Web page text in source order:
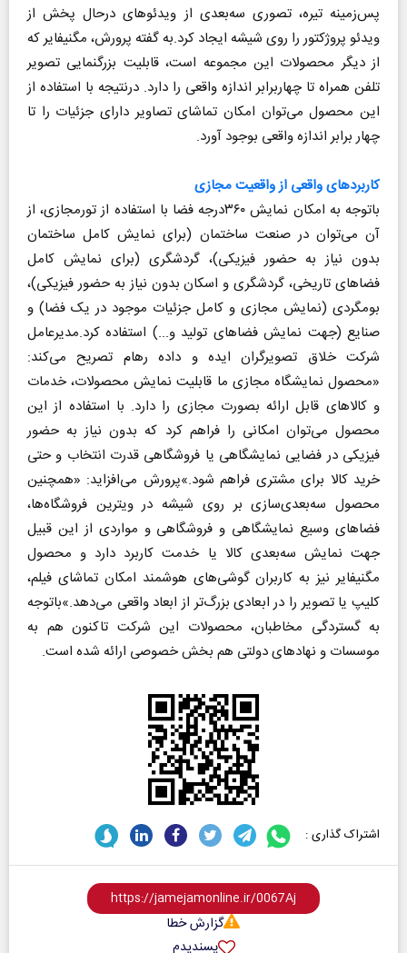
پس‌زمینه تیره، تصوری سه‌بعدی از ویدئوهای درحال پخش از
ویدئو پروژکتور را روی شیشه ایجاد کرد.به گفته پرورش، مگنیفایر که
از دیگر محصولات این مجموعه است، قابلیت بزرگنمایی تصویر
تلفن همراه تا چهاربرابر اندازه واقعی را دارد. درنتیجه با استفاده از
این محصول می‌توان امکان تماشای تصاویر دارای جزئیات را تا
چهار برابر اندازه واقعی بوجود آورد.
کاربردهای واقعی از واقعیت مجازی
باتوجه به امکان نمایش ۳۶۰درجه فضا با استفاده از تورمجازی، از
آن می‌توان در صنعت ساختمان (برای نمایش کامل ساختمان
بدون نیاز به حضور فیزیکی)، گردشگری (برای نمایش کامل
فضاهای تاریخی، گردشگری و اسکان بدون نیاز به حضور فیزیکی)،
بومگردی (نمایش مجازی و کامل جزئیات موجود در یک فضا) و
صنایع (جهت نمایش فضاهای تولید و...) استفاده کرد.مدیرعامل
شرکت خلاق تصویرگران ایده و داده رهام تصریح می‌کند:
«محصول نمایشگاه مجازی ما قابلیت نمایش محصولات، خدمات
و کالاهای قابل ارائه بصورت مجازی را دارد. با استفاده از این
محصول می‌توان امکانی را فراهم کرد که بدون نیاز به حضور
فیزیکی در فضایی نمایشگاهی یا فروشگاهی قدرت انتخاب و حتی
خرید کالا برای مشتری فراهم شود.»پرورش می‌افزاید: «همچنین
محصول سه‌بعدی‌سازی بر روی شیشه در ویترین فروشگاه‌ها،
فضاهای وسیع نمایشگاهی و فروشگاهی و مواردی از این قبیل
جهت نمایش سه‌بعدی کالا یا خدمت کاربرد دارد و محصول
مگنیفایر نیز به کاربران گوشی‌های هوشمند امکان تماشای فیلم،
کلیپ یا تصویر را در ابعادی بزرگ‌تر از ابعاد واقعی می‌دهد.»باتوجه
به گستردگی مخاطبان، محصولات این شرکت تاکنون هم به
موسسات و نهادهای دولتی هم بخش خصوصی ارائه شده است.
اشتراک گذاری :
گزارش خطا
پسندیدم